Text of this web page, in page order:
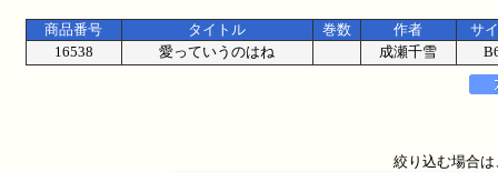
商品番号 タイトル 巻数 作者
サ
16538
愛っていうのはね 成瀬千雪
絞り込む場合